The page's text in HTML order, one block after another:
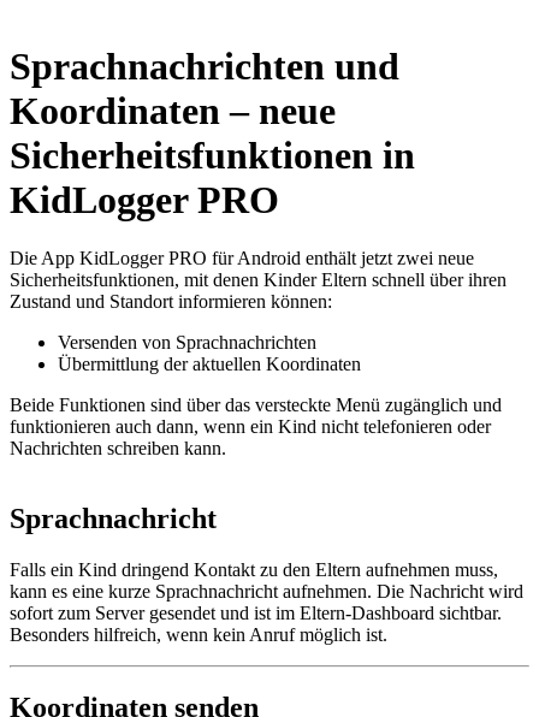
Sprachnachrichten und
Koordinaten – neue
Sicherheitsfunktionen in
KidLogger PRO
Die App KidLogger PRO für Android enthält jetzt zwei neue
Sicherheitsfunktionen, mit denen Kinder Eltern schnell über ihren
Zustand und Standort informieren können:
Versenden von Sprachnachrichten
Übermittlung der aktuellen Koordinaten
Beide Funktionen sind über das versteckte Menü zugänglich und
funktionieren auch dann, wenn ein Kind nicht telefonieren oder
Nachrichten schreiben kann.
Sprachnachricht
Falls ein Kind dringend Kontakt zu den Eltern aufnehmen muss,
kann es eine kurze Sprachnachricht aufnehmen. Die Nachricht wird
sofort zum Server gesendet und ist im Eltern-Dashboard sichtbar.
Besonders hilfreich, wenn kein Anruf möglich ist.
Koordinaten senden